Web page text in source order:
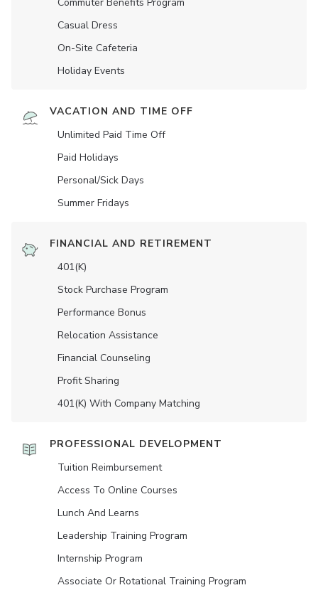
Casual Dress
On-Site Cafeteria
Holiday Events
VACATION AND TIME OFF
Unlimited Paid Time Off
Paid Holidays
Personal/Sick Days
Summer Fridays
FINANCIAL AND RETIREMENT
401(K)
Stock Purchase Program
Performance Bonus
Relocation Assistance
Financial Counseling
Profit Sharing
401(K) With Company Matching
PROFESSIONAL DEVELOPMENT
Tuition Reimbursement
Access To Online Courses
Lunch And Learns
Leadership Training Program
Internship Program
Associate Or Rotational Training Program